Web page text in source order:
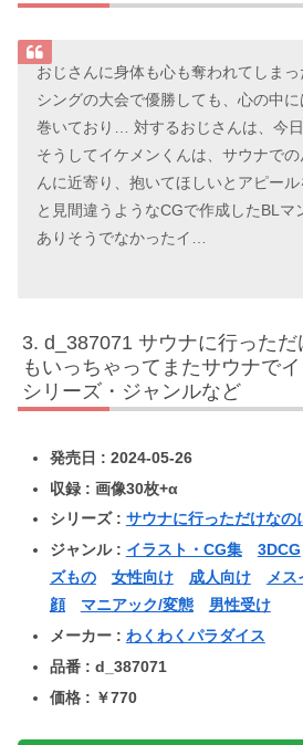
おじさんに身体も心も奪われてしま
シングの大会で優勝しても、心の中
巻いており… 対するおじさんは、今日
そうしてイケメンくんは、サウナで
んに近寄り、抱いてほしいとアピー
と見間違うようなCGで作成したBLマ
ありそうでなかったイ…
d_387071 サウナに行った
もいっちゃってまたサウナで
シリーズ・ジャンルなど
発売日 : 2024-05-26
収録 : 画像30枚+α
シリーズ : サウナに行っただけなの
ジャンル : イラスト・CG集 3DCG
ズもの
女性向け 成人向け メス
顔
マニアック/変態
男性受け
メーカー : わくわくパラダイス
品番 : d_387071
価格 : ￥770